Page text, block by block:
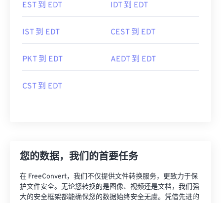
EST 到 EDT IDT 到 EDT
IST 到 EDT CEST 到 EDT
PKT 到 EDT AEDT 到 EDT
CST 到 EDT
您的数据，我们的首要任务
在 FreeConvert，我们不仅提供文件转换服务，更致力于保
护文件安全。无论您转换的是图像、视频还是文档，我们强
大的安全框架都能确保您的数据始终安全无虞。凭借先进的